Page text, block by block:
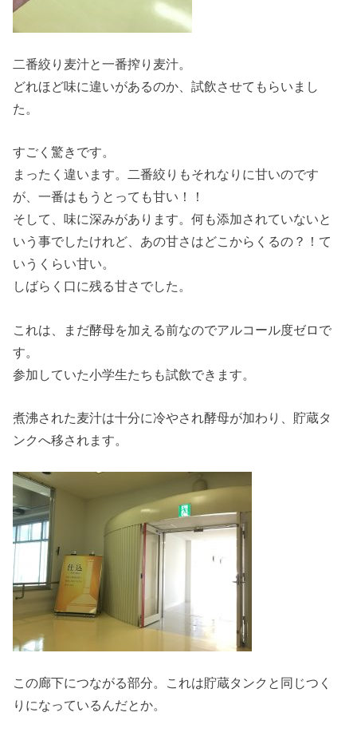
二番絞り麦汁と一番搾り麦汁。
どれほど味に違いがあるのか、試飲させてもらいまし
た。
すごく驚きです。
まったく違います。二番絞りもそれなりに甘いのです
が、一番はもうとっても甘い！！
そして、味に深みがあります。何も添加されていないと
いう事でしたけれど、あの甘さはどこからくるの？！て
いうくらい甘い。
しばらく口に残る甘さでした。
これは、まだ酵母を加える前なのでアルコール度ゼロで
す。
参加していた小学生たちも試飲できます。
煮沸された麦汁は十分に冷やされ酵母が加わり、貯蔵タ
ンクへ移されます。
この廊下につながる部分。これは貯蔵タンクと同じつく
りになっているんだとか。